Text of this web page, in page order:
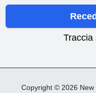
Traccia
Copyright © 2026